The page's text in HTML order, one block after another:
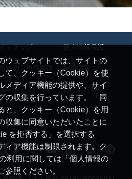
ウェブサイトでは、サイトの
て、クッキー（Cookie）を使
メディア機能の提供や、サイ
の収集を行っています。「同
と、クッキー（Cookie）を用
収集に同意いただいたことに
を拒否する」を選択する
ィア機能は制限されます。ク
利用に関しては「個人情報の
参照ください。
トマップ 個人情報保護
規約・免責事項
環境 お問い合わせ